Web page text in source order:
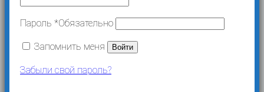
Пароль *Обязательно
Запомнить меня Войти
Забыли свой пароль?